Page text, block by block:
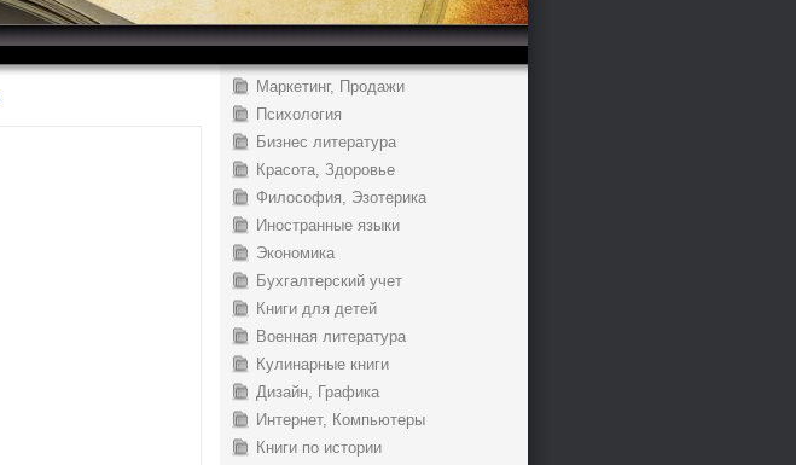
Маркетинг, Продажи
Психология
Бизнес литература
Красота, Здоровье
Философия, Эзотерика
Иностранные языки
Экономика
Бухгалтерский учет
Книги для детей
Военная литература
Кулинарные книги
Дизайн, Графика
Интернет, Компьютеры
Книги по истории